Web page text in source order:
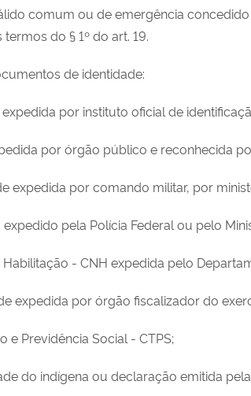
comum ou de emergência
do § 1º do art. 19.
de identidade:
por instituto oficial de
por órgão público e reconhecida
expedida por comando militar, por
pela Polícia Federal ou pelo
- CNH expedida pelo
expedida por órgão fiscalizador do
e Previdência Social - CTPS;
do indígena ou declaração emitida